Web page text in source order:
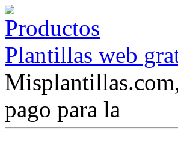
Plantillas web
pago para la